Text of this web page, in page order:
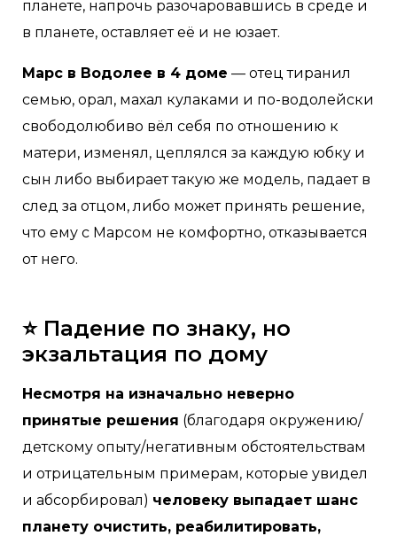
планете, напрочь разочаровавшись в среде и
в планете, оставляет её и не юзает.
Марс в Водолее в 4 доме — отец тиранил
семью, орал, махал кулаками и по-водолейски
свободолюбиво вёл себя по отношению к
матери, изменял, цеплялся за каждую юбку и
сын либо выбирает такую же модель, падает в
след за отцом, либо может принять решение,
что ему с Марсом не комфортно, отказывается
от него.
⭐️ Падение по знаку, но
экзальтация по дому
Несмотря на изначально неверно
принятые решения (благодаря окружению/
детскому опыту/негативным обстоятельствам
и отрицательным примерам, которые увидел
и абсорбировал) человеку выпадает шанс
планету очистить, реабилитировать,